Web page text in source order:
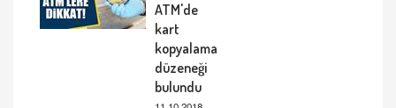
ATM'de
kart
kopyalama
düzeneği
bulundu